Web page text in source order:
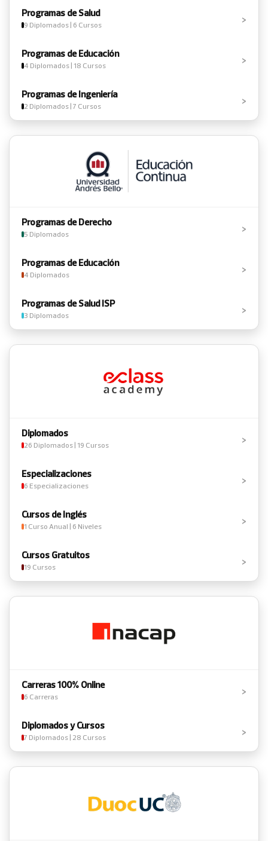
Programas de Salud
9 Diplomados | 6 Cursos ›
Programas de Educación
4 Diplomados | 18 Cursos ›
Programas de Ingeniería
2 Diplomados | 7 Cursos ›
Programas de Derecho
5 Diplomados ›
Programas de Educación
4 Diplomados ›
Programas de Salud ISP
3 Diplomados ›
Diplomados
26 Diplomados | 19 Cursos ›
Especializaciones
6 Especializaciones ›
Cursos de Inglés
1 Curso Anual | 6 Niveles ›
Cursos Gratuitos
19 Cursos ›
Carreras 100% Online
6 Carreras ›
Diplomados y Cursos
7 Diplomados | 28 Cursos ›